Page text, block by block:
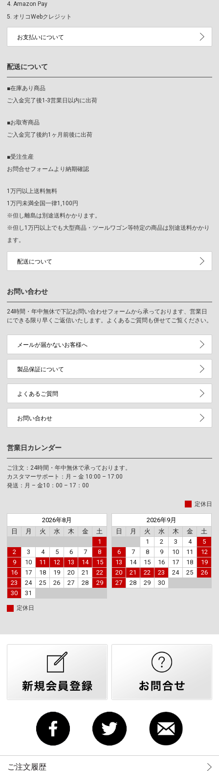
Amazon Pay
オリコWebクレジット
お支払いについて
配送について
■在庫あり商品
ご入金完了後1-3営業日以内に出荷
■お取寄商品
ご入金完了後約1ヶ月前後に出荷
■受注生産
お問合せフォームより納期確認
1万円以上送料無料
1万円未満全国一律1,100円
※但し離島は別途送料かかります。
※但し1万円以上でも大型商品・ツールワゴン等特定の商品は別途送料かかり
ます。
配送について
お問い合わせ
24時間・年中無休で下記お問い合わせフォームから承っております、営業日
にできる限り早くご返信いたします。よくあるご質問も併せてご覧ください。
メールが届かないお客様へ
製品保証について
よくあるご質問
お問い合わせ
営業日カレンダー
ご注文：24時間・年中無休で承っております。
カスタマーサポート：月 – 金 10:00 – 17:00
発送：月 – 金10：00 – 17：00
定休日
2026年8月
日
月 火 水 木 金
土
1
2
3 4 5 6 7
8
9
10 11 12 13 14
15
16
17 18 19 20 21
22
23
24 25 26 27 28
29
30
31
2026年9月
日
月 火 水 木 金
土
1
2 3 4
5
6
7 8 9 10 11
12
13
14 15 16 17 18
19
20
21 22 23 24 25
26
27
28 29 30
定休日
ご注文履歴